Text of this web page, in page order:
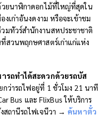
ยนาฬิกาดอกไม้ที่ใหญ่ที่สุดใน
งเก่าอันงดงาม หรือจะเข้าชม
ทัวร์สำนักงานสหประชาชาติ
สวนพฤกษศาสตร์เก่าแก่แห่ง
ารถทำได้สะดวกด้วยรถบัส
กว่ารถไฟอยู่ที่ 1 ชั่วโมง 21 นาที
Bus และ FlixBus ให้บริการ
สถานีรถไฟเจนีวา → ค้นหาตั๋ว